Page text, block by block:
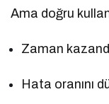
Ama doğru
Zaman
Hata oranını